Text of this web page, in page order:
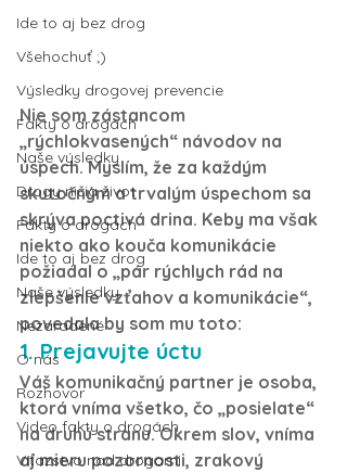
Ide to aj bez drog
Všehochuť ;)
Výsledky drogovej prevencie
Fakty o drogách
Naše výsledky
Drogy ničia život
Fakty o drogách
Ide to aj bez drog
Naše výsledky
Nezaradené
O nás
Rozhovor
Video fakty o drogách
Víťazstvo nad drogami
Nie som zástancom
„rýchlokvasených“ návodov na
úspech. Myslím, že za každým
skutočným a trvalým úspechom sa
skrýva poctivá drina. Keby ma však
niekto ako kouča komunikácie
požiadal o „pár rýchlych rád na
zlepšenie vzťahov a komunikácie“,
povedala by som mu toto:
1. Prejavujte úctu
Váš komunikačný partner je osoba,
ktorá vníma všetko, čo „posielate“
na druhú stranu. Okrem slov, vníma
aj mieru pozornosti, zrakový